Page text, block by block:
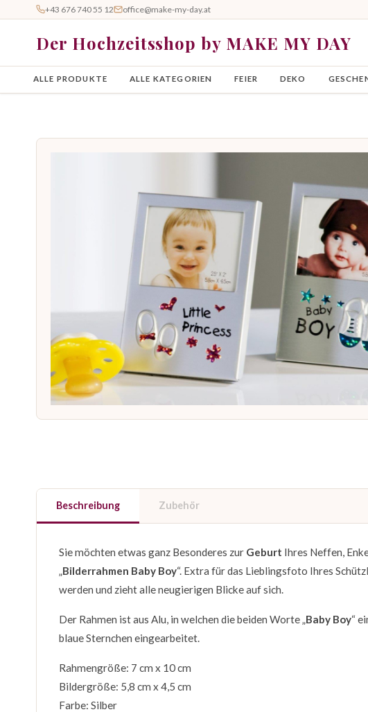
+43 676 740 55 12 office@make-my-day.at
Der Hochzeitsshop by MAKE MY DAY
ALLE PRODUKTE ALLE KATEGORIEN FEIER DEKO
Beschreibung Zubehör
Sie möchten etwas ganz Besonderes zur Geburt Ihres Neffen,
„Bilderrahmen Baby Boy“. Extra für das Lieblingsfoto Ihres
werden und zieht alle neugierigen Blicke auf sich.
Der Rahmen ist aus Alu, in welchen die beiden Worte „Baby Boy“
blaue Sternchen eingearbeitet.
Rahmengröße: 7 cm x 10 cm
Bildergröße: 5,8 cm x 4,5 cm
Farbe: Silber